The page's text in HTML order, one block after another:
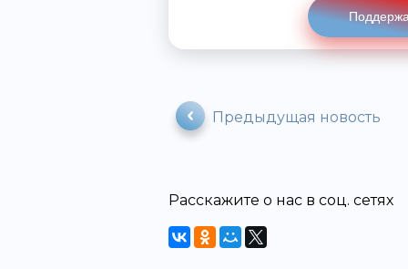
Предыдущая новость
Расскажите о нас в соц. сетях